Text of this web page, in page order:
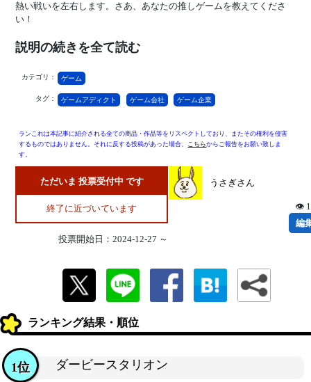
熱い戦いを左右します。さあ、あなたの推しゲームを教えてくださ
い！
説明の続きを全て読む
カテゴリ： ゲーム
タグ： ゲームアディクト ゲーム会社 ゲーム企業
ランこれは本記事に紹介される全ての商品・作品等をリスペクトしており、またその権利を侵害
するものではありません。それに反する投稿があった場合、 こちらからご報告をお願い致しま
す。
ただいま 投票受付中 です
終了に近づいています
投票開始日：2024-12-27 ～
うさぎさん
👁
編
ランキング結果・順位
ダービースタリオン
1位